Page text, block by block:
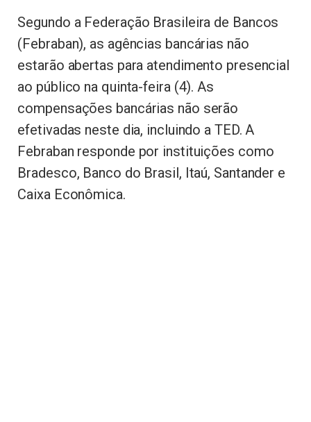
Segundo a Federação Brasileira de Bancos
(Febraban), as agências bancárias não
estarão abertas para atendimento presencial
ao público na quinta-feira (4). As
compensações bancárias não serão
efetivadas neste dia, incluindo a TED. A
Febraban responde por instituições como
Bradesco, Banco do Brasil, Itaú, Santander e
Caixa Econômica.